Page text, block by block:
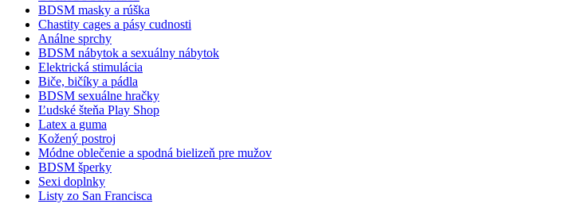
BDSM masky a rúška
Chastity cages a pásy cudnosti
Análne sprchy
BDSM nábytok a sexuálny nábytok
Elektrická stimulácia
Biče, bičíky a pádla
BDSM sexuálne hračky
Ľudské šteňa Play Shop
Latex a guma
Kožený postroj
Módne oblečenie a spodná bielizeň pre mužov
BDSM šperky
Sexi doplnky
Listy zo San Francisca